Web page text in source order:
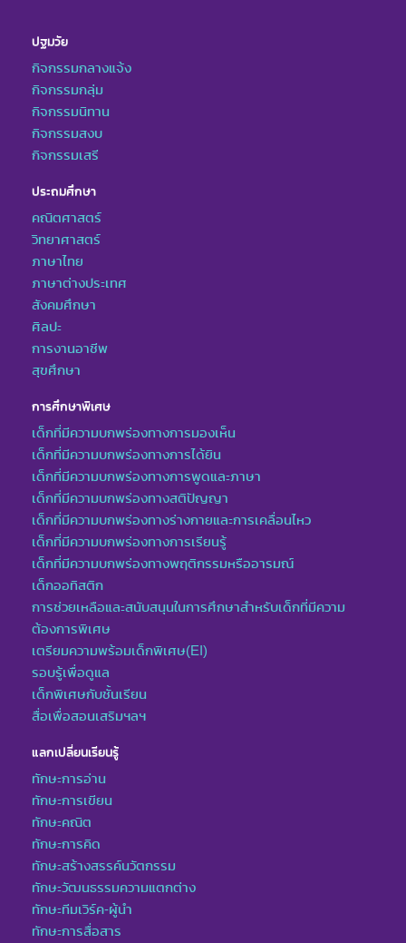
ปฐมวัย
กิจกรรมกลางแจ้ง
กิจกรรมกลุ่ม
กิจกรรมนิทาน
กิจกรรมสงบ
กิจกรรมเสรี
ประถมศึกษา
คณิตศาสตร์
วิทยาศาสตร์
ภาษาไทย
ภาษาต่างประเทศ
สังคมศึกษา
ศิลปะ
การงานอาชีพ
สุขศึกษา
การศึกษาพิเศษ
เด็กที่มีความบกพร่องทางการมองเห็น
เด็กที่มีความบกพร่องทางการได้ยิน
เด็กที่มีความบกพร่องทางการพูดและภาษา
เด็กที่มีความบกพร่องทางสติปัญญา
เด็กที่มีความบกพร่องทางร่างกายและการเคลื่อนไหว
เด็กที่มีความบกพร่องทางการเรียนรู้
เด็กที่มีความบกพร่องทางพฤติกรรมหรืออารมณ์
เด็กออทิสติก
การช่วยเหลือและสนับสนุนในการศึกษาสำหรับเด็กที่มีความ
ต้องการพิเศษ
เตรียมความพร้อมเด็กพิเศษ(EI)
รอบรู้เพื่อดูแล
เด็กพิเศษกับชั้นเรียน
สื่อเพื่อสอนเสริมฯลฯ
แลกเปลี่ยนเรียนรู้
ทักษะการอ่าน
ทักษะการเขียน
ทักษะคณิต
ทักษะการคิด
ทักษะสร้างสรรค์นวัตกรรม
ทักษะวัฒนธรรมความแตกต่าง
ทักษะทีมเวิร์ค-ผู้นำ
ทักษะการสื่อสาร